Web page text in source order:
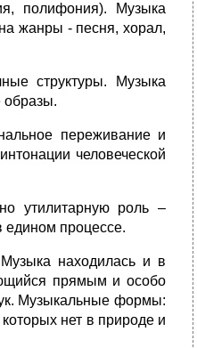
полифония). Музыка
жанры - песня, хорал,
структуры. Музыка
образы.
переживание и
человеческой
утилитарную роль –
едином процессе.
находилась и в
прямым и особо
Музыкальные формы:
нет в природе и